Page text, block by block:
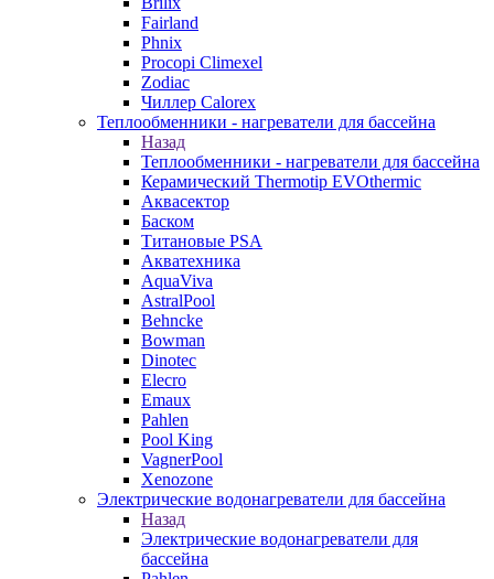
Fairland
Phnix
Procopi Climexel
Zodiac
Чиллер Calorex
Теплообменники - нагреватели для бассейна
Назад
Теплообменники - нагреватели для бассейна
Керамический Thermotip EVOthermic
Аквасектор
Баском
Титановые PSA
Акватехника
AquaViva
AstralPool
Behncke
Bowman
Dinotec
Elecro
Emaux
Pahlen
Pool King
VagnerPool
Xenozone
Электрические водонагреватели для бассейна
Назад
Электрические водонагреватели для
бассейна